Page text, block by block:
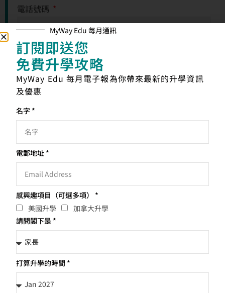
電話號碼
Line ID (如有)
請問閣下是:
查詢項目
資訊及優惠。
查詢
MyWay Edu 每月電子報
MyWay Edu 每月通訊
訂閱即送您
免費升學攻略
MyWay Edu 每月電子報為你帶來最新的升學資訊
及優惠
名字 *
電郵地址 *
感興趣項目（可選多項） *
美國升學
加拿大升學
請問閣下是 *
打算升學的時間 *